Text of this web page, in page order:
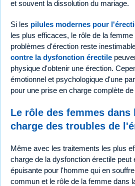
et souvent la dissolution du mariage.
Si les pilules modernes pour
les plus efficaces, le rôle de la
problèmes d'érection reste
contre la dysfonction érectile
physique d'obtenir une érection.
émotionnel et psychologique d'une
pour une prise en charge complète
Le rôle des femmes dans
charge des troubles de
Même avec les traitements les plus
charge de la dysfonction érectile peut
épuisante pour l'homme qui en
commun et le rôle de la femme dans